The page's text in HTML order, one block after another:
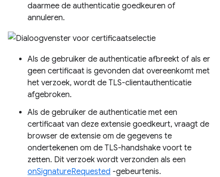
daarmee de authenticatie goedkeuren of
annuleren.
Als de gebruiker de authenticatie afbreekt of als er
geen certificaat is gevonden dat overeenkomt met
het verzoek, wordt de TLS-clientauthenticatie
afgebroken.
Als de gebruiker de authenticatie met een
certificaat van deze extensie goedkeurt, vraagt ​​de
browser de extensie om de gegevens te
ondertekenen om de TLS-handshake voort te
zetten. Dit verzoek wordt verzonden als een
onSignatureRequested -gebeurtenis.